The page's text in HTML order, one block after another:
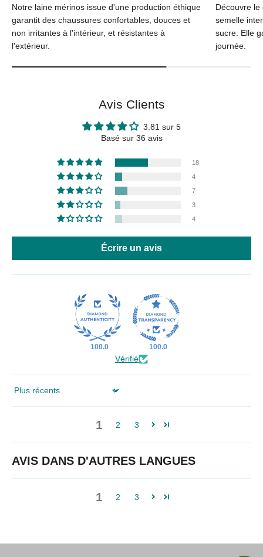
Notre laine mérinos issue d'une production éthique
garantit des chaussures confortables, douces et
non irritantes à l'intérieur, et résistantes à
l'extérieur.
Découvre
semelle
sucre. Elle
journée.
Avis Clients
3.81 sur 5
Basé sur 36 avis
18
4
7
3
4
Écrire un avis
100.0 100.0
Vérifié
Sort by
1 2 3
AVIS DANS D'AUTRES LANGUES
1 2 3